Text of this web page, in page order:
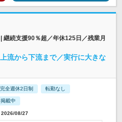
継続支援90％超／年休125日／残業月
流から下流まで／実行に大きな
完全週休2日制 転勤なし
載中
2026/08/27